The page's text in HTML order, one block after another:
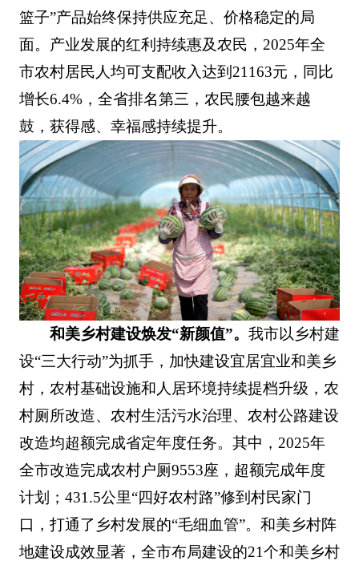
篮子”产品始终保持供应充足、价格稳定的局
面。产业发展的红利持续惠及农民，2025年全
市农村居民人均可支配收入达到21163元，同比
增长6.4%，全省排名第三，农民腰包越来越
鼓，获得感、幸福感持续提升。
和美乡村建设焕发“新颜值”。我市以乡村建
设“三大行动”为抓手，加快建设宜居宜业和美乡
村，农村基础设施和人居环境持续提档升级，农
村厕所改造、农村生活污水治理、农村公路建设
改造均超额完成省定年度任务。其中，2025年
全市改造完成农村户厕9553座，超额完成年度
计划；431.5公里“四好农村路”修到村民家门
口，打通了乡村发展的“毛细血管”。和美乡村阵
地建设成效显著，全市布局建设的21个和美乡村